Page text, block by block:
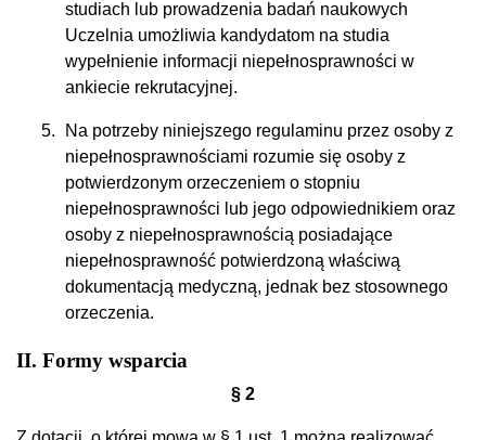
studiach lub prowadzenia badań naukowych
Uczelnia umożliwia kandydatom na studia
wypełnienie informacji niepełnosprawności w
ankiecie rekrutacyjnej.
Na potrzeby niniejszego regulaminu przez osoby z
niepełnosprawnościami rozumie się osoby z
potwierdzonym orzeczeniem o stopniu
niepełnosprawności lub jego odpowiednikiem oraz
osoby z niepełnosprawnością posiadające
niepełnosprawność potwierdzoną właściwą
dokumentacją medyczną, jednak bez stosownego
orzeczenia.
II. Formy wsparcia
§ 2